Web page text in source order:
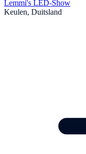
Lemmi's LED-Show
Keulen, Duitsland